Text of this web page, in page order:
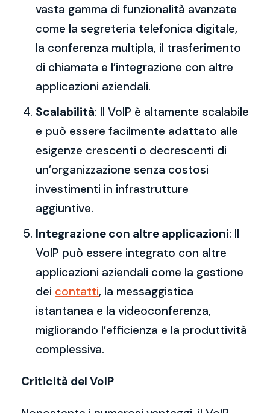
vasta gamma di funzionalità avanzate
come la segreteria telefonica digitale,
la conferenza multipla, il trasferimento
di chiamata e l’integrazione con altre
applicazioni aziendali.
Scalabilità: Il VoIP è altamente scalabile
e può essere facilmente adattato alle
esigenze crescenti o decrescenti di
un’organizzazione senza costosi
investimenti in infrastrutture
aggiuntive.
Integrazione con altre applicazioni: Il
VoIP può essere integrato con altre
applicazioni aziendali come la gestione
dei contatti, la messaggistica
istantanea e la videoconferenza,
migliorando l’efficienza e la produttività
complessiva.
Criticità del VoIP